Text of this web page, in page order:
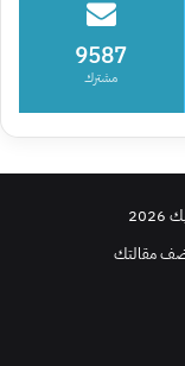
9587
مشترك
مقالتك